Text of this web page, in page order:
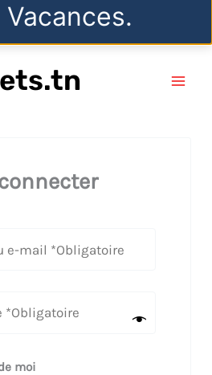
moi